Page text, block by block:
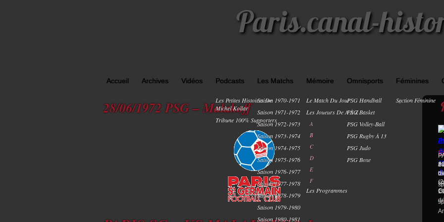
Paris.canal-
Accueil Archives Vidéos Podcasts
Les Petites Histoires De
Michel Kollar
Tribune 100% Supporters
Les Matchs
Saison 1970-1971
Saison 1971-1972
Saison 1972-1973
Saison 1973-1974
Saison 1974-1975
Saison 1975-1976
Saison 1976-1977
Saison 1977-1978
Saison 1978-1979
Saison 1979-1980
Saison 1980-1981
Mémoire
Le Match Du Jour
Les Joueurs De A À Z
A
B
C
D
E
F
Les Programmes
Omnisports
PSG Handball
PSG Basket
PSG Volley-Ball
PSG Rugby À 13
PSG Judo
PSG Boxe
Féminines
Section Féminine
0
28/06/1972 PSG – Malakoff
7
...